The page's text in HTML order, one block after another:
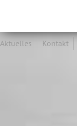
Aktuelles Kontakt